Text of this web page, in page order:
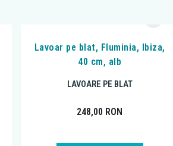
Lavoar pe blat, Fluminia, Ibiza,
40 cm, alb
LAVOARE PE BLAT
248,00 RON